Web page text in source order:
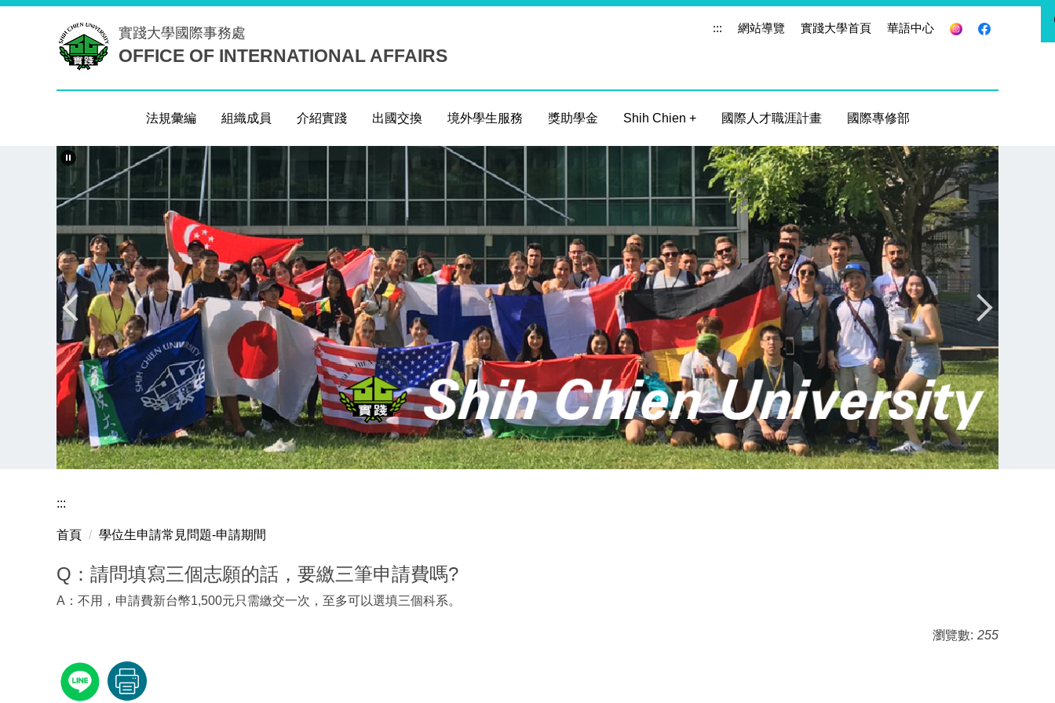
實踐大學 國際事務處
OFFICE OF INTERNATIONAL AFFAIRS
::: 網站導覽 實踐大學首頁 華語中心
法規彙編 組織成員 介紹實踐 出國交換 境外學生服務 獎助學金 Shih Chien + 國際人才職涯計畫 國際專修部
:::
首頁 學位生申請常見問題-申請期間
Q：請問填寫三個志願的話，要繳三筆申請費嗎?
A：不用，申請費新台幣1,500元只需繳交一次，至多可以選填三個科系。
瀏覽數: 255